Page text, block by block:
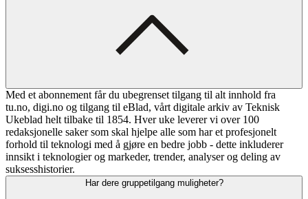
Med et abonnement får du ubegrenset tilgang til alt innhold fra
tu.no, digi.no og tilgang til eBlad, vårt digitale arkiv av Teknisk
Ukeblad helt tilbake til 1854. Hver uke leverer vi over 100
redaksjonelle saker som skal hjelpe alle som har et profesjonelt
forhold til teknologi med å gjøre en bedre jobb - dette inkluderer
innsikt i teknologier og markeder, trender, analyser og deling av
suksesshistorier.
Har dere gruppetilgang muligheter?